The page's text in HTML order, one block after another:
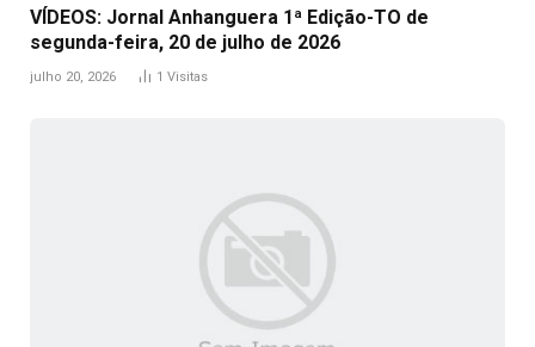
VÍDEOS: Jornal Anhanguera 1ª Edição-TO de
segunda-feira, 20 de julho de 2026
julho 20, 2026 1 Visitas